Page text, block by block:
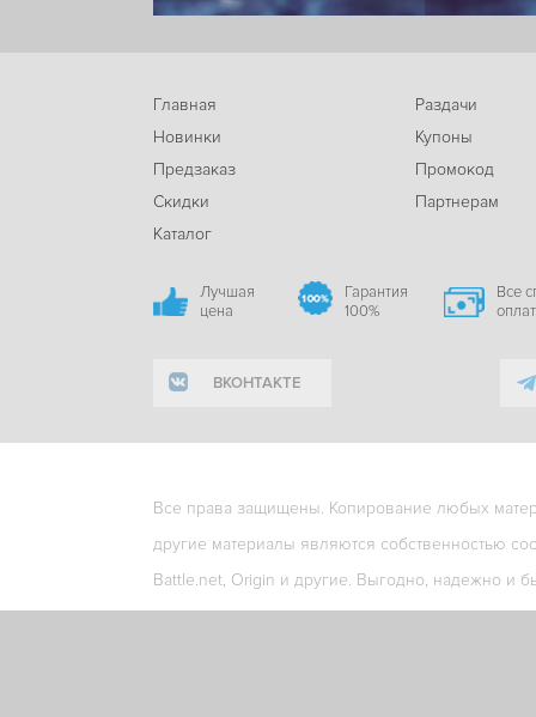
Главная
Новинки
Предзаказ
Скидки
Каталог
Раздачи
Купоны
Промокод
Партнерам
Лучшая
цена
Гарантия
100%
Все
ВКОНТАКТЕ
Все права защищены. Копирование любых
другие материалы являются собственностью
Battle.net, Origin и другие. Выгодно, надежно и